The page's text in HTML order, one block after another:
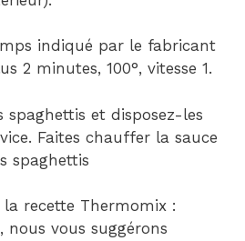
indiqué par le fabricant
2 minutes, 100°, vitesse 1.
spaghettis et disposez-les
Faites chauffer la sauce
spaghettis
la recette Thermomix :
nous vous suggérons